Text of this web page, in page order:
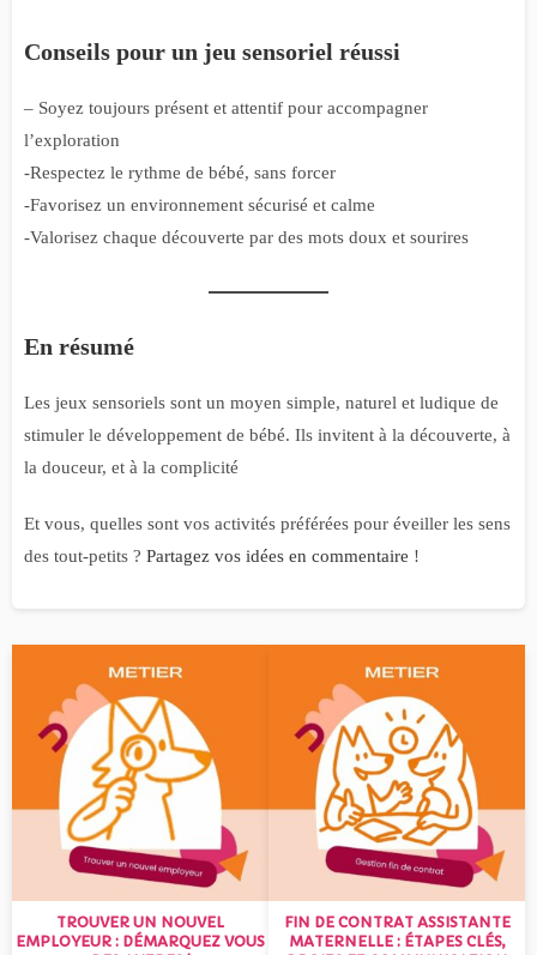
Conseils pour un jeu sensoriel réussi
– Soyez toujours présent et attentif pour accompagner
l’exploration
-Respectez le rythme de bébé, sans forcer
-Favorisez un environnement sécurisé et calme
-Valorisez chaque découverte par des mots doux et sourires
En résumé
Les jeux sensoriels sont un moyen simple, naturel et ludique de
stimuler le développement de bébé. Ils invitent à la découverte, à
la douceur, et à la complicité
Et vous, quelles sont vos activités préférées pour éveiller les sens
des tout-petits ? Partagez vos idées en commentaire !
TROUVER UN NOUVEL
EMPLOYEUR : DÉMARQUEZ VOUS
FIN DE CONTRAT ASSISTANTE
MATERNELLE : ÉTAPES CLÉS,